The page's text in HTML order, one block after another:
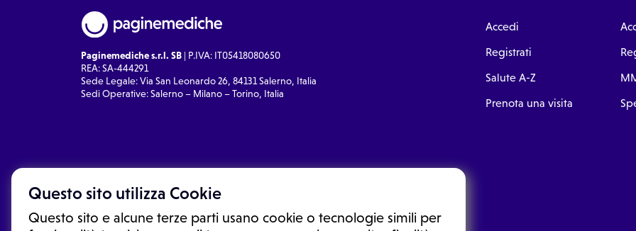
Questo sito utilizza Cookie
Questo sito e alcune terze parti usano cookie o tecnologie simili per
Paginemediche s.r.l. SB | P.IVA: IT05418080650
REA: SA-444291
Sede Legale: Via San Leonardo 26, 84131 Salerno, Italia
Sedi Operative: Salerno – Milano – Torino, Italia
Accedi
Registrati
Salute A-Z
Prenota una visita